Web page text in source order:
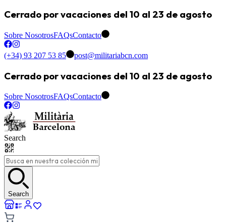
Cerrado por vacaciones del 10 al 23 de agosto
Sobre NosotrosFAQsContacto
(+34) 93 207 53 85 post@militariabcn.com
Cerrado por vacaciones del 10 al 23 de agosto
Sobre NosotrosFAQsContacto
Search
Search